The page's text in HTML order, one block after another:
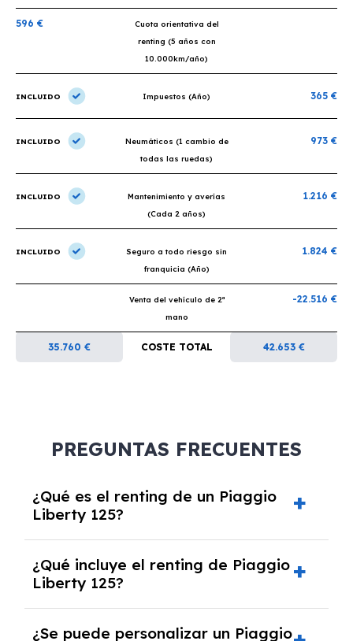
596 €
Cuota orientativa del
renting (5 años con
10.000km/año)
INCLUIDO Impuestos (Año) 365 €
INCLUIDO
Neumáticos (1 cambio de
todas las ruedas)
973 €
INCLUIDO
Mantenimiento y averías
(Cada 2 años)
1.216 €
INCLUIDO
Seguro a todo riesgo sin
franquicia (Año)
1.824 €
Venta del vehículo de 2ª
mano
-22.516 €
35.760 € COSTE TOTAL 42.653 €
PREGUNTAS FRECUENTES
¿Qué es el renting de un Piaggio
Liberty 125?
contrato de alquiler a largo plazo en el que
pagas una cuota mensual fija por el uso del
coche durante un periodo determinado,
generalmente entre 2 y 5 años.
¿Qué incluye el renting de Piaggio
Liberty 125?
seguro a todo riesgo, mantenimiento,
¿Se puede personalizar un Piaggio